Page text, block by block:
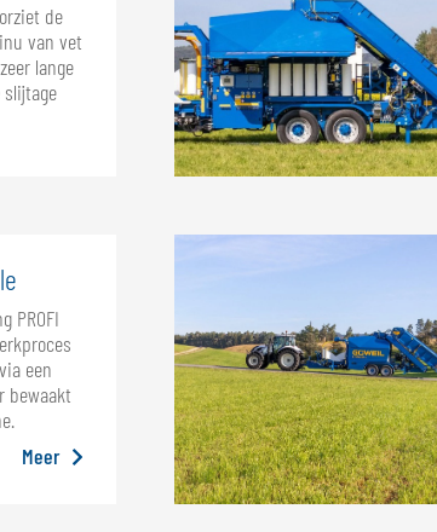
de
van vet
lange
PROFI
een
bewaakt
Meer